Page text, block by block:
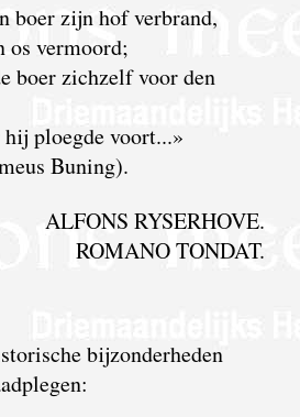
boer zijn hof verbrand,
os vermoord;
boer zichzelf voor den
ploegde voort...»
Buning).
ALFONS RYSERHOVE.
ROMANO TONDAT.
bijzonderheden